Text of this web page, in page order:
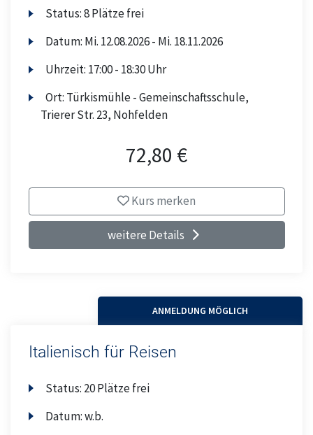
Status:8 Plätze frei
Datum: Mi. 12.08.2026 - Mi. 18.11.2026
Uhrzeit: 17:00 - 18:30 Uhr
Ort: Türkismühle - Gemeinschaftsschule,
Trierer Str. 23, Nohfelden
72,80 €
Kurs merken
weitere Details
ANMELDUNG MÖGLICH
Italienisch für Reisen
Status: 20 Plätze frei
Datum:w.b.